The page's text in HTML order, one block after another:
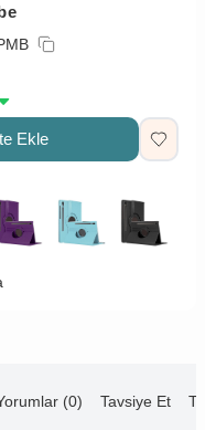
Ekle
(0) Tavsiye Et